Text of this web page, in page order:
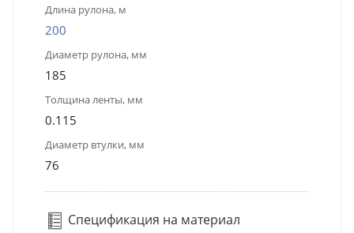
Длина рулона, м
200
Диаметр рулона, мм
185
Толщина ленты, мм
0.115
Диаметр втулки, мм
76
Спецификация на материал